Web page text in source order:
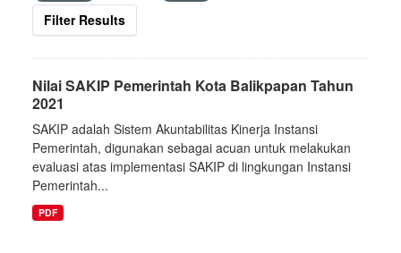
Filter Results
Nilai SAKIP Pemerintah Kota Balikpapan Tahun
2021
SAKIP adalah Sistem Akuntabilitas Kinerja Instansi
Pemerintah, digunakan sebagai acuan untuk melakukan
evaluasi atas implementasi SAKIP di lingkungan Instansi
Pemerintah...
PDF